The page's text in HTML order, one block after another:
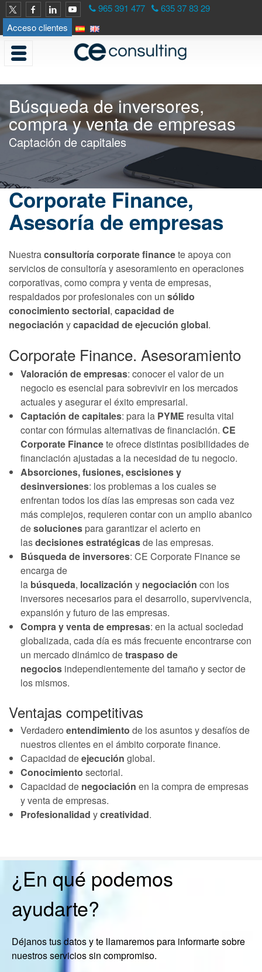
965 391 477
635 37 83 29
Acceso clientes
Búsqueda de inversores,
compra y venta de empresas
Captación de capitales
Corporate Finance,
Asesoría de empresas
Nuestraconsultoría corporate financete apoya con
servicios de consultoría y asesoramiento en operaciones
corporativas, como compra y venta de empresas,
respaldados por profesionales con un sólido
conocimiento sectorial, capacidad de
negociación ycapacidad de ejecución global.
Corporate Finance. Asesoramiento
Valoración de empresas: conocer el valor de un
negocio es esencial para sobrevivir en los mercados
actuales y asegurar el éxito empresarial.
Captación de capitales: para la PYME resulta vital
contar con fórmulas alternativas de financiación. CE
Corporate Financete ofrece distintas posibilidades de
financiación ajustadas a la necesidad de tu negocio.
Absorciones, fusiones, escisiones y
desinversiones: los problemas a los cuales se
enfrentan todos los días las empresas son cada vez
más complejos, requieren contar con un amplio abanico
desoluciones para garantizar el acierto en
lasdecisiones estratégicasde las empresas.
Búsqueda de inversores: CE Corporate Finance se
encarga de
la búsqueda, localización y negociación con los
inversores necesarios para el desarrollo, supervivencia,
expansión y futuro de las empresas.
Compra y venta de empresas: en la actual sociedad
globalizada, cada día es más frecuente encontrarse con
un mercado dinámico detraspaso de
negocios independientemente del tamaño y sector de
los mismos.
Ventajas competitivas
Verdadero entendimiento de los asuntos y desafíos de
nuestros clientes en el ámbito corporate finance.
Capacidad deejecución global.
Conocimiento sectorial.
Capacidad de negociación en la compra de empresas
y venta de empresas.
Profesionalidad ycreatividad.
¿En qué podemos
ayudarte?
Déjanos tus datos y te llamaremos para informarte sobre
nuestros servicios sin compromiso.